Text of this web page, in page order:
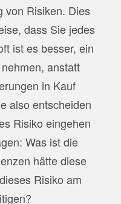
von Risiken. Dies
dass Sie jedes
ist es besser, ein
anstatt
in Kauf
also entscheiden
Risiko eingehen
Was ist die
hätte diese
Risiko am